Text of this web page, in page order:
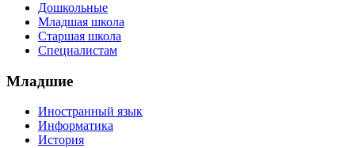
Дошкольные
Младшая школа
Старшая школа
Специалистам
Младшие
Иностранный язык
Информатика
История